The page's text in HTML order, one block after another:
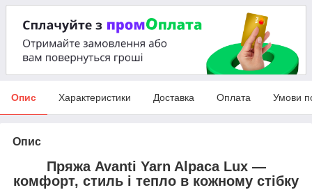
Опис Характеристики Доставка Оплата Умови
Опис
Пряжа Avanti Yarn Alpaca Lux —
комфорт, стиль і тепло в кожному стібку